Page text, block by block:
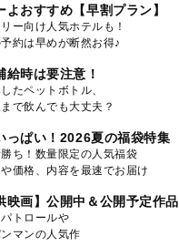
よおすすめ【早割プラン】
ー向け人気ホテルも！
約は早めが断然お得♪
給時は要注意！
たペットボトル、
で飲んでも大丈夫？
っぱい！2026夏の福袋特集
ち！数量限定の人気福袋
価格、内容を最速でお届け
映画】公開中＆公開予定作品
トロールや
マンの人気作